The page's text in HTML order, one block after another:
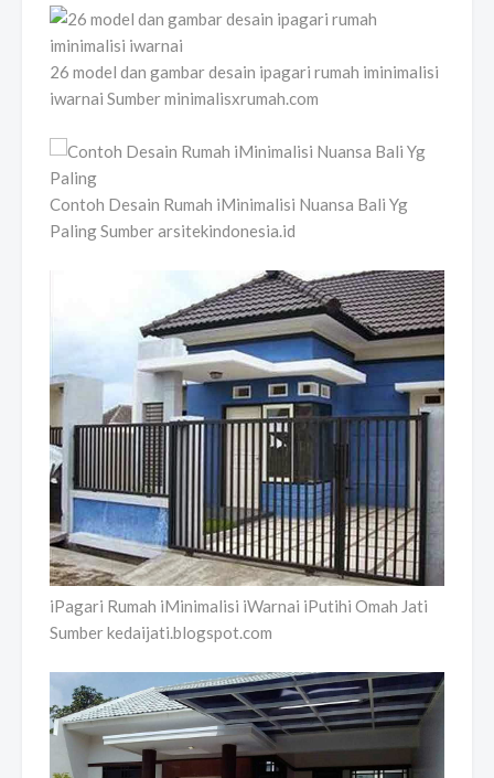
26 model dan gambar desain ipagari rumah iminimalisi
iwarnai Sumber minimalisxrumah.com
Contoh Desain Rumah iMinimalisi Nuansa Bali Yg
Paling Sumber arsitekindonesia.id
iPagari Rumah iMinimalisi iWarnai iPutihi Omah Jati
Sumber kedaijati.blogspot.com